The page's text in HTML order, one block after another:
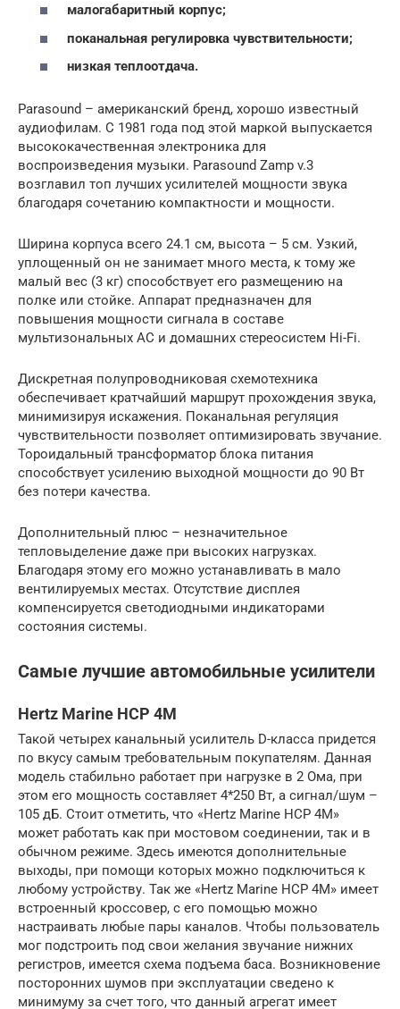
малогабаритный корпус;
поканальная регулировка чувствительности;
низкая теплоотдача.
Parasound – американский бренд, хорошо известный
аудиофилам. С 1981 года под этой маркой выпускается
высококачественная электроника для
воспроизведения музыки. Parasound Zamp v.3
возглавил топ лучших усилителей мощности звука
благодаря сочетанию компактности и мощности.
Ширина корпуса всего 24.1 см, высота – 5 см. Узкий,
уплощенный он не занимает много места, к тому же
малый вес (3 кг) способствует его размещению на
полке или стойке. Аппарат предназначен для
повышения мощности сигнала в составе
мультизональных АС и домашних стереосистем Hi-Fi.
Дискретная полупроводниковая схемотехника
обеспечивает кратчайший маршрут прохождения звука,
минимизируя искажения. Поканальная регуляция
чувствительности позволяет оптимизировать звучание.
Тороидальный трансформатор блока питания
способствует усилению выходной мощности до 90 Вт
без потери качества.
Дополнительный плюс – незначительное
тепловыделение даже при высоких нагрузках.
Благодаря этому его можно устанавливать в мало
вентилируемых местах. Отсутствие дисплея
компенсируется светодиодными индикаторами
состояния системы.
Самые лучшие автомобильные усилители
Hertz Marine HCP 4M
Такой четырех канальный усилитель D-класса придется
по вкусу самым требовательным покупателям. Данная
модель стабильно работает при нагрузке в 2 Ома, при
этом его мощность составляет 4*250 Вт, а сигнал/шум –
105 дБ. Стоит отметить, что «Hertz Marine HCP 4M»
может работать как при мостовом соединении, так и в
обычном режиме. Здесь имеются дополнительные
выходы, при помощи которых можно подключиться к
любому устройству. Так же «Hertz Marine HCP 4M» имеет
встроенный кроссовер, с его помощью можно
настраивать любые пары каналов. Чтобы пользователь
мог подстроить под свои желания звучание нижних
регистров, имеется схема подъема баса. Возникновение
посторонних шумов при эксплуатации сведено к
минимуму за счет того, что данный агрегат имеет